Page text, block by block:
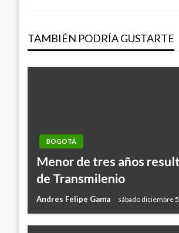
entradas
TAMBIÉN PODRÍA GUSTARTE
BOGOTÁ
Menor de tres años
de Transmilenio
Andres Felipe Gama sábado diciembre